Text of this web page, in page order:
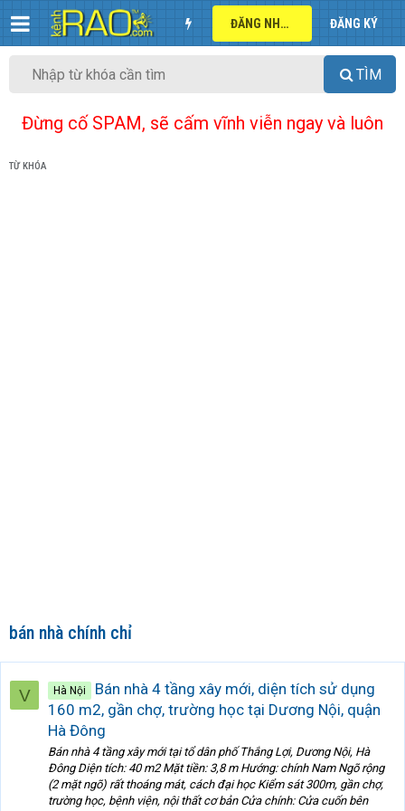
ĐĂNG NHẬP ĐĂNG KÝ
TÌM
Đừng cố SPAM, sẽ cấm vĩnh viễn ngay và luôn
TỪ KHÓA
bán nhà chính chỉ
V Hà Nội
Bán nhà 4 tầng xây mới, diện tích sử dụng
160 m2, gần chợ, trường học tại Dương Nội, quận
Hà Đông
Bán nhà 4 tầng xây mới tại tổ dân phố Thắng Lợi, Dương Nội, Hà
Đông Diện tích: 40 m2 Mặt tiền: 3,8 m Hướng: chính Nam Ngõ rộng
(2 mặt ngõ) rất thoáng mát, cách đại học Kiểm sát 300m, gần chợ,
trường học, bệnh viện, nội thất cơ bản Cửa chính: Cửa cuốn bên